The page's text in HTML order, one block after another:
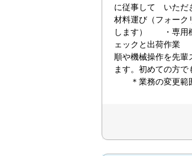
に従事して いた
材料運び（フォーク
します） ・専用
ェックと出荷作
順や機械操作を先
ます。初めての方で
＊業務の変更範